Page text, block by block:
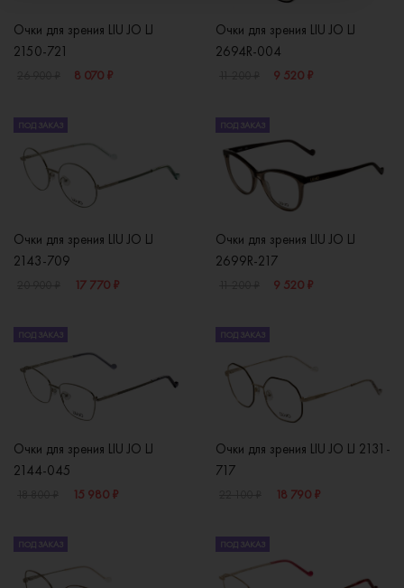
Очки для зрения LIU JO LJ
2150-721
8 070 ₽
Очки для зрения LIU JO LJ
2694R-004
9 520 ₽
ПОД ЗАКАЗ
Очки для зрения LIU JO LJ
2143-709
17 770 ₽
ПОД ЗАКАЗ
Очки для зрения LIU JO LJ
2699R-217
9 520 ₽
ПОД ЗАКАЗ
Очки для зрения LIU JO LJ
2144-045
15 980 ₽
ПОД ЗАКАЗ
Очки для зрения LIU JO LJ 2131-
717
18 790 ₽
ПОД ЗАКАЗ ПОД ЗАКАЗ